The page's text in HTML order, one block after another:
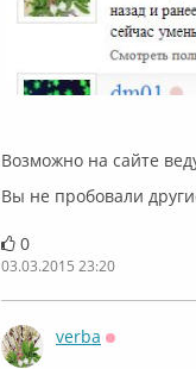
Возможно на сайте
Вы не пробовали
0
03.03.2015 23:20
verba